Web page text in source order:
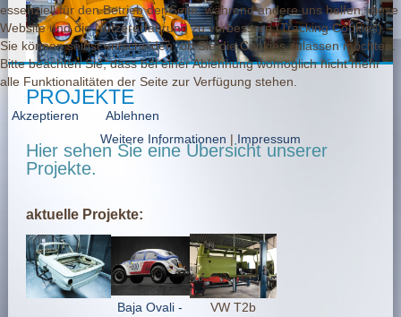
PROJEKTE
Hier sehen Sie eine Übersicht unserer
Projekte.
aktuelle Projekte:
Baja Ovali -
VW T2b
essenziell für den Betrieb der Seite, während andere uns helfen, diese
Website und die Nutzererfahrung zu verbessern (Tracking Cookies).
Sie können selbst entscheiden, ob Sie die Cookies zulassen möchten.
Bitte beachten Sie, dass bei einer Ablehnung womöglich nicht mehr
alle Funktionalitäten der Seite zur Verfügung stehen.
Akzeptieren Ablehnen
Weitere Informationen Impressum